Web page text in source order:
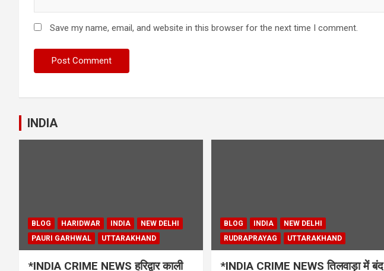
Save my name, email, and website in this browser for the next time I comment.
INDIA
BLOG HARIDWAR INDIA
NEW DELHI
PAURI GARHWAL
UTTARAKHAND
*INDIA CRIME NEWS हरिद्वार काली
BLOG INDIA
NEW DELHI
RUDRAPRAYAG
UTTARAKHAND
*INDIA CRIME NEWS तिलवाड़ा में बंद